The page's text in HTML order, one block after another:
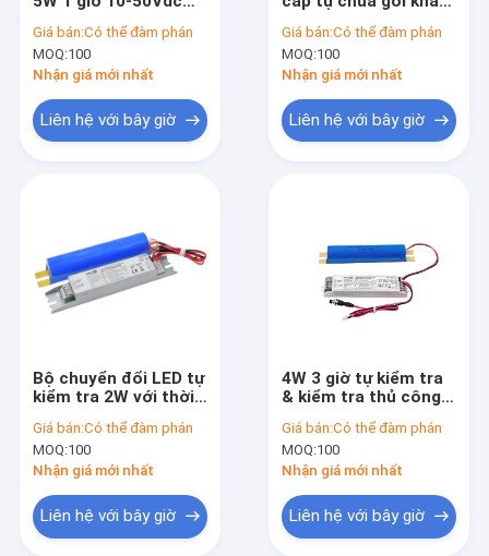
Trình diễn VR
Về chúng tôi
Liên hệ với chúng tôi
Tin tức
tự kiểm tra và kiểm
tra thủ công có thể
chuyển đổi
Giá bán:Có thể đàm phán
MOQ:100
Nhận giá mới nhất
Liên hệ với bây giờ
hành và 3 giờ thời
gian khẩn cấp
Giá bán:Có thể đàm phán
MOQ:100
Nhận giá mới nhất
Liên hệ với bây giờ
Bộ chuyển đổi LED tự
kiểm tra 2W với thời
và đầu ra 80-200Vdc
Giá bán:Có thể đàm phán
MOQ:100
Nhận giá mới nhất
Liên hệ với bây giờ
4W 3 giờ tự kiểm tra
& kiểm tra thủ công
cấp LED có thể
chuyển đổi với bảo
hành 5 năm pin
Giá bán:Có thể đàm phán
MOQ:100
Nhận giá mới nhất
Liên hệ với bây giờ